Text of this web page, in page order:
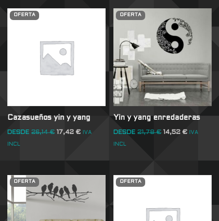
OFERTA
Cazasueños yin y yang
DESDE 26,14€ 17,42 € IVA
INCL
OFERTA
Yin y yang enredaderas
DESDE 21,78€ 14,52€ IVA
INCL
OFERTA OFERTA